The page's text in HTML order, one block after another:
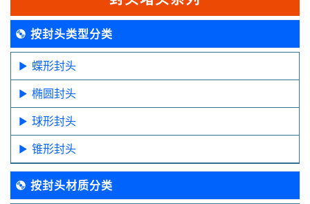
按封头类型分类
蝶形封头
椭圆封头
球形封头
锥形封头
按封头材质分类